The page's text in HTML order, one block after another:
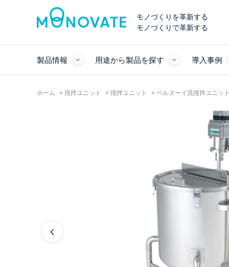
モノづくりを革新する
モノづくりで革新する
製品情報 用途から製品を探す 導入事例
ホーム > 撹拌ユニット > 撹拌ユニット > ベルヌーイ流撹拌ユニッ